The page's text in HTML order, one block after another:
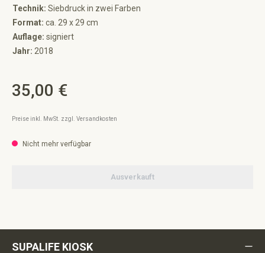
Technik: Siebdruck in zwei Farben
Format: ca. 29 x 29 cm
Auflage: signiert
Jahr: 2018
Regulärer Preis:
35,00 €
Preise inkl. MwSt. zzgl. Versandkosten
Nicht mehr verfügbar
Ausverkauft
SUPALIFE KIOSK